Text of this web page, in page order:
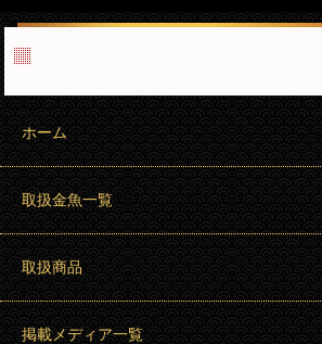
ホーム
取扱金魚一覧
取扱商品
掲載メディア一覧